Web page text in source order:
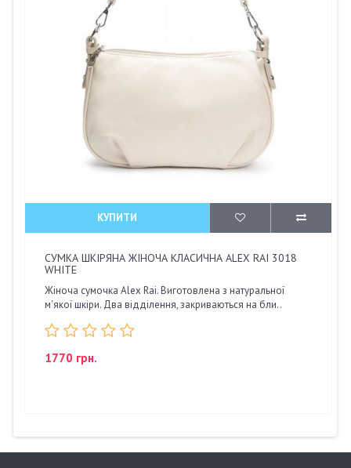
КУПИТИ
СУМКА ШКІРЯНА ЖІНОЧА КЛАСИЧНА ALEX RAI 3018
WHITE
Жіноча сумочка Alex Rai. Виготовлена з натуральної
м'якої шкіри. Два відділення, закриваються на бли..
1770 грн.